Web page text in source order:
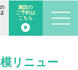
施設の
ご予約は
こちら
リニュー